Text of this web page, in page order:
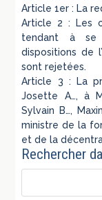
Article 1er : La
Article 2 : Les
tendant à se
dispositions de
sont rejetées.
Article 3 : La
Josette A…, à
Sylvain B…,
ministre de la
et de la
Rechercher